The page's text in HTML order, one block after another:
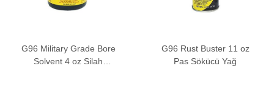
G96 Military Grade Bore
Solvent 4 oz Silah
G96 Rust Buster 11 oz
Pas Sökücü Yağ